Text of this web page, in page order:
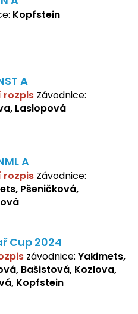
Kopfstein
A
rozpis Závodnice:
Laslopová
A
rozpis Závodnice:
Pšeničková,
Cup 2024
závodnice: Yakimets,
Bašistová, Kozlova,
Kopfstein